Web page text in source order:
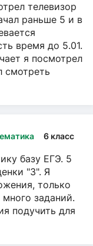
телевизор
раньше 5 и в
время до 5.01.
я посмотрел
смотреть
6 класс
базу ЕГЭ. 5
"3". Я
только
заданий.
подучить для